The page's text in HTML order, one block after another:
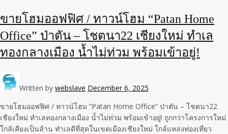
ขายโฮมออฟฟิศ / ทาวน์โฮม “Patan Home
Office” ป่าตัน – โชตนา22 เชียงใหม่ ทำเล
ทองกลางเมือง น้ำไม่ท่วม พร้อมเข้าอยู่!
Written by webslave December 6, 2025
ขายโฮมออฟฟิศ / ทาวน์โฮม “Patan Home Office” ป่าตัน – โชตนา22
เชียงใหม่ ทำเลทองกลางเมือง น้ำไม่ท่วม พร้อมเข้าอยู่! ถูกกว่าโครงการใหม่
ใกล้เคียงเป็นล้าน ทำเลดีที่สุดในเขตเมืองเชียงใหม่ ใกล้แหล่งท่องเที่ยว